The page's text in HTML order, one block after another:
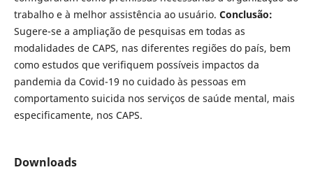
trabalho e à melhor assistência ao usuário. Conclusão:
Sugere-se a ampliação de pesquisas em todas as
modalidades de CAPS, nas diferentes regiões do país, bem
como estudos que verifiquem possíveis impactos da
pandemia da Covid-19 no cuidado às pessoas em
comportamento suicida nos serviços de saúde mental, mais
especificamente, nos CAPS.
Downloads